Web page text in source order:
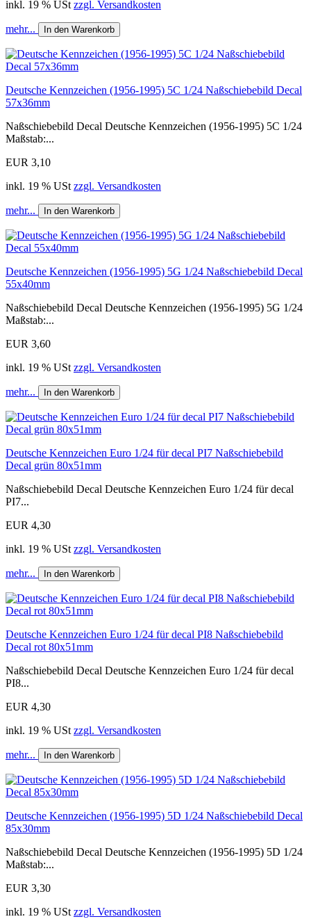
inkl. 19 % USt zzgl. Versandkosten
mehr... In den Warenkorb
Deutsche Kennzeichen (1956-1995) 5C 1/24 Naßschiebebild Decal
57x36mm
Naßschiebebild Decal Deutsche Kennzeichen (1956-1995) 5C 1/24
Maßstab:...
EUR 3,10
inkl. 19 % USt zzgl. Versandkosten
mehr... In den Warenkorb
Deutsche Kennzeichen (1956-1995) 5G 1/24 Naßschiebebild Decal
55x40mm
Naßschiebebild Decal Deutsche Kennzeichen (1956-1995) 5G 1/24
Maßstab:...
EUR 3,60
inkl. 19 % USt zzgl. Versandkosten
mehr... In den Warenkorb
Deutsche Kennzeichen Euro 1/24 für decal PI7 Naßschiebebild
Decal grün 80x51mm
Naßschiebebild Decal Deutsche Kennzeichen Euro 1/24 für decal
PI7...
EUR 4,30
inkl. 19 % USt zzgl. Versandkosten
mehr... In den Warenkorb
Deutsche Kennzeichen Euro 1/24 für decal PI8 Naßschiebebild
Decal rot 80x51mm
Naßschiebebild Decal Deutsche Kennzeichen Euro 1/24 für decal
PI8...
EUR 4,30
inkl. 19 % USt zzgl. Versandkosten
mehr... In den Warenkorb
Deutsche Kennzeichen (1956-1995) 5D 1/24 Naßschiebebild Decal
85x30mm
Naßschiebebild Decal Deutsche Kennzeichen (1956-1995) 5D 1/24
Maßstab:...
EUR 3,30
inkl. 19 % USt zzgl. Versandkosten